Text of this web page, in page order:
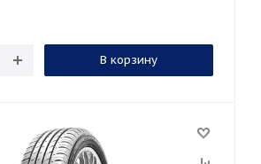
В корзину